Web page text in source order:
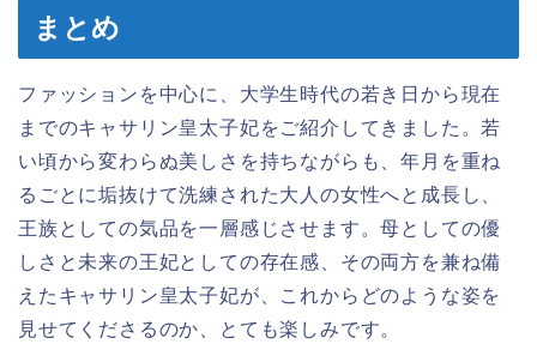
まとめ
ファッションを中心に、大学生時代の若き日から現在
までのキャサリン皇太子妃をご紹介してきました。若
い頃から変わらぬ美しさを持ちながらも、年月を重ね
るごとに垢抜けて洗練された大人の女性へと成長し、
王族としての気品を一層感じさせます。母としての優
しさと未来の王妃としての存在感、その両方を兼ね備
えたキャサリン皇太子妃が、これからどのような姿を
見せてくださるのか、とても楽しみです。